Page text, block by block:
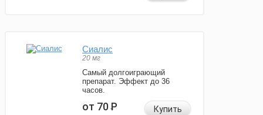
Сиалис
20 мг
Самый долгоиграющий
препарат. Эффект до 36
часов.
от 70Р Купить